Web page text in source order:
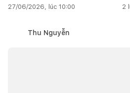
27/06/2026, lúc 10:00 2
Thu Nguyễn